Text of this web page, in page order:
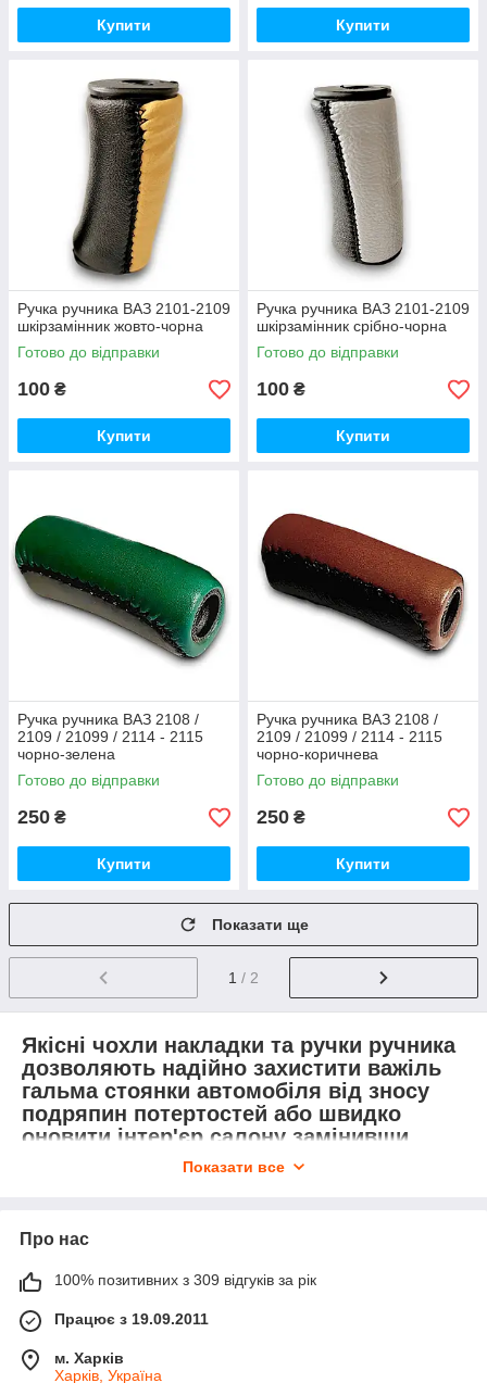
Купити Купити
Ручка ручника ВАЗ 2101-2109
шкірзамінник жовто-чорна
Готово до відправки
100 ₴
Купити
Ручка ручника ВАЗ 2101-2109
шкірзамінник срібно-чорна
Готово до відправки
100 ₴
Купити
Ручка ручника ВАЗ 2108 /
2109 / 21099 / 2114 - 2115
чорно-зелена
Готово до відправки
250 ₴
Купити
Ручка ручника ВАЗ 2108 /
2109 / 21099 / 2114 - 2115
чорно-коричнева
Готово до відправки
250 ₴
Купити
Показати ще
1 / 2
Якісні чохли накладки та ручки ручника
дозволяють надійно захистити важіль
гальма стоянки автомобіля від зносу
подряпин потертостей або швидко
оновити інтер'єр салону замінивши
зношену заводську рукоятку кузова. У
вибір захисних елементів інтер'єру та
автоаксесуарів за доступними цінами в
Україні. Тут ви можете вигідно купити
шкіряний чохол важеня ручника
універсальний накладку на ручник з PU
Sorento перший кузов шкіряний чохол
Показати все
Про нас
100% позитивних з 309 відгуків за рік
Працює з 19.09.2011
м. Харків
Харків, Україна